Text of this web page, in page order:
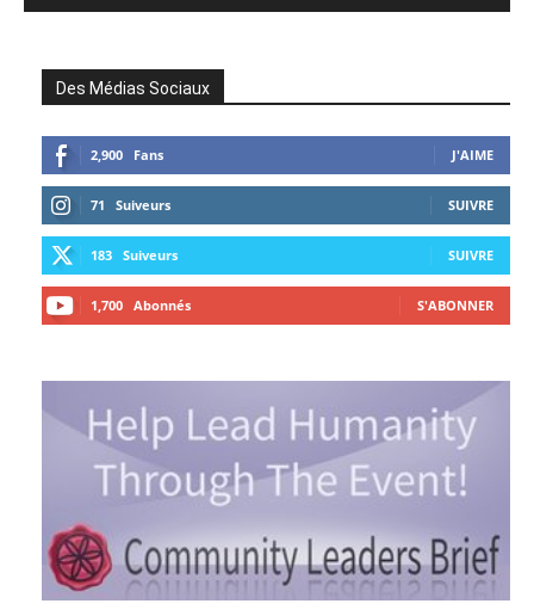
Des Médias Sociaux
2,900 Fans J'AIME
71 Suiveurs SUIVRE
183 Suiveurs SUIVRE
1,700 Abonnés S'ABONNER